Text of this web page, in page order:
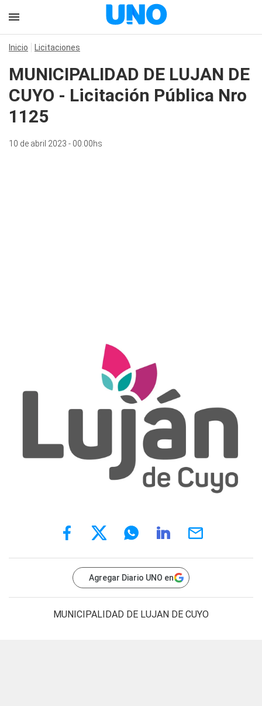
Inicio Licitaciones
MUNICIPALIDAD DE LUJAN DE
CUYO - Licitación Pública Nro
1125
10 de abril 2023 - 00:00hs
Agregar Diario UNO en
MUNICIPALIDAD DE LUJAN DE CUYO